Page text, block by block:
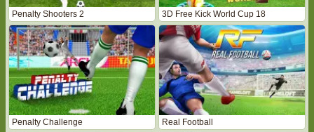
Penalty Shooters 2 3D Free Kick World Cup 18
Penalty Challenge Real Football